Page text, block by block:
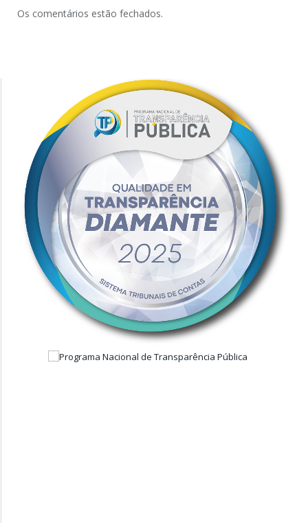
Os comentários estão fechados.